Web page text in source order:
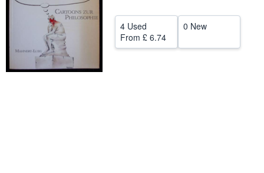
CLOSE
4 Used
From £ 6.74
0 New